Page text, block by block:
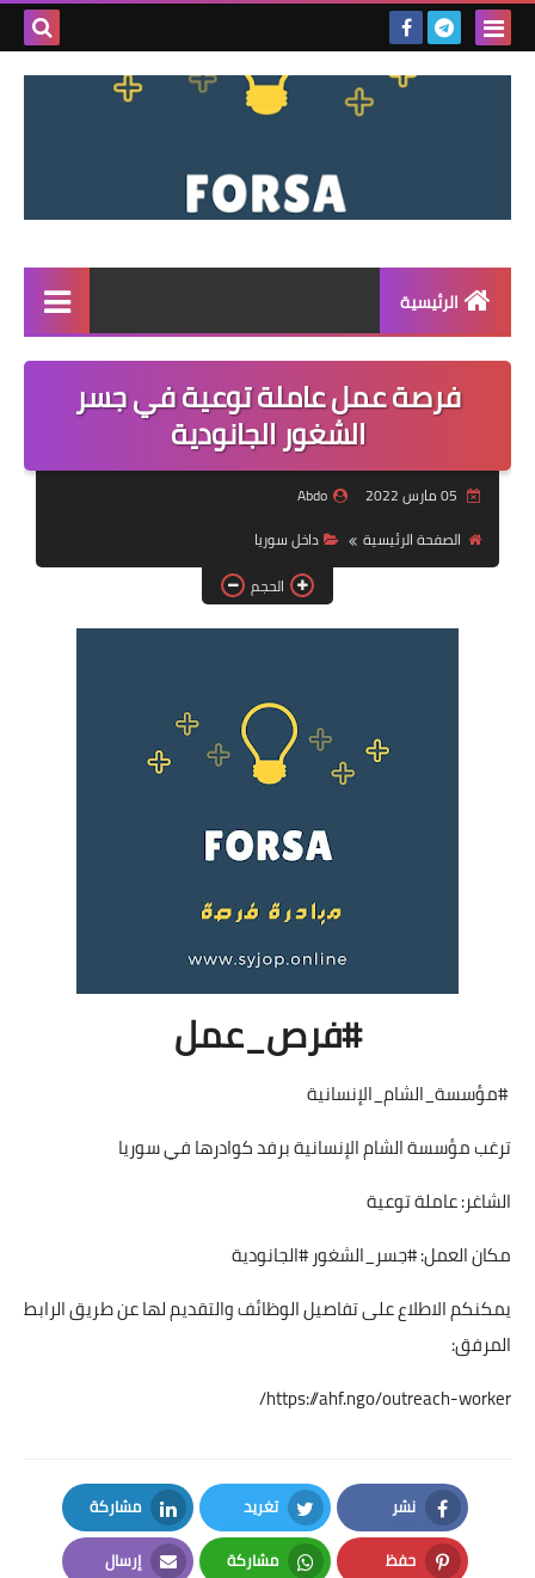
بحث
الرئيسية
القائمة
مناقصات
فرص عمل داخل سوريا
فرص عمل في العراق
فرص عمل في اليمن
دورات تدريبية
فرصة عمل عاملة توعية في جسر
الشغور الجانودية
Abdo
الصفحة الرئيسية
داخل سوريا
الحجم
#فرص_عمل
#مؤسسة_الشام_الإنسانية
ترغب مؤسسة الشام الإنسانية برفد كوادرها في سوريا
الشاغر: عاملة توعية
مكان العمل: #جسر_الشغور #الجانودية
يمكنكم الاطلاع على تفاصيل الوظائف والتقديم لها عن طريق الرابط
المرفق:
https://ahf.ngo/outreach-worker/
نشر
Facebook
تغريد
Twitter
مشاركة
LinkedIn
حفظ مشاركة إرسال